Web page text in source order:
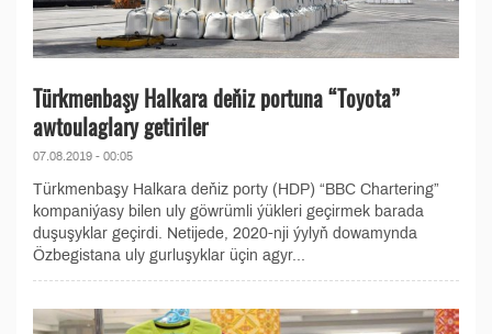
Türkmenbaşy Halkara deňiz portuna “Toyota”
awtoulaglary getiriler
07.08.2019 - 00:05
Türkmenbaşy Halkara deňiz porty (HDP) “BBС Chartering”
kompaniýasy bilen uly göwrümli ýükleri geçirmek barada
duşuşyklar geçirdi. Netijede, 2020-nji ýylyň dowamynda
Özbegistana uly gurluşyklar üçin agyr...